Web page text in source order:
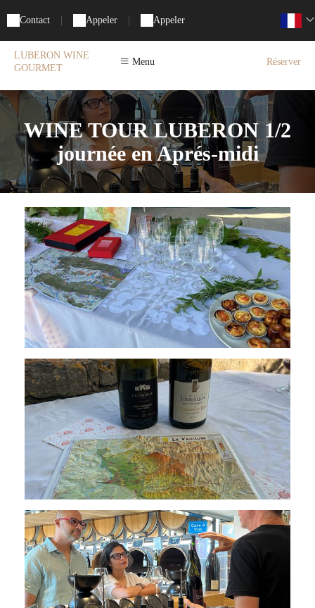
Contact Appeler Appeler
LUBERON WINE
GOURMET
Menu Réserver
WINE TOUR LUBERON 1/2
journée en Aprés-midi